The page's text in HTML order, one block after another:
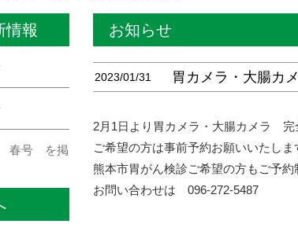
お知らせ
2023/01/31 胃カメラ・大腸カ
2月1日より胃カメラ・大腸カメラ 完
ご希望の方は事前予約お願いいたしま
熊本市胃がん検診ご希望の方もご予約
お問い合わせは 096-272-5487
情報
春号 を掲